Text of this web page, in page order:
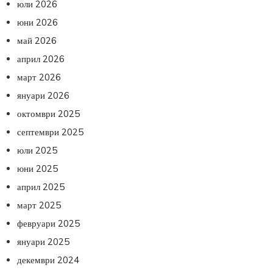
юли 2026
юни 2026
май 2026
април 2026
март 2026
януари 2026
октомври 2025
септември 2025
юли 2025
юни 2025
април 2025
март 2025
февруари 2025
януари 2025
декември 2024